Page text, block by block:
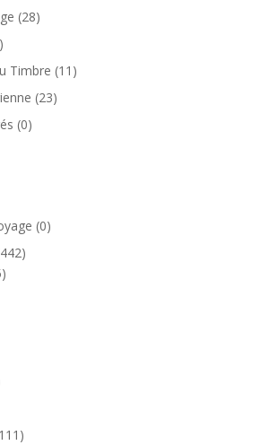
produits
2828
Timbre 11 11
2323
00
00
442442
15
111